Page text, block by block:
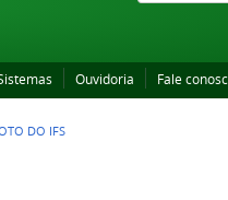
Ouvidoria Fale
DO IFS